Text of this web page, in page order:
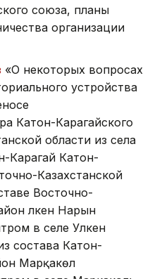
союза, планы
организации
«О некоторых вопросах
устройства
Катон-Карагайского
области из села
Карагай Катон-
Казахстанской
Восточно-
Үлкен Нарын
в селе Улкен
состава Катон-
Марқакөл